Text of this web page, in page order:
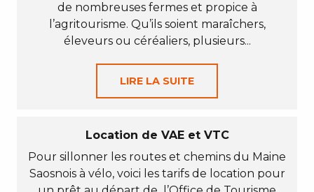
de nombreuses fermes et propice à
l’agritourisme. Qu’ils soient maraîchers,
éleveurs ou céréaliers, plusieurs...
LIRE LA SUITE
Location de VAE et VTC
Pour sillonner les routes et chemins du Maine
Saosnois à vélo, voici les tarifs de location pour